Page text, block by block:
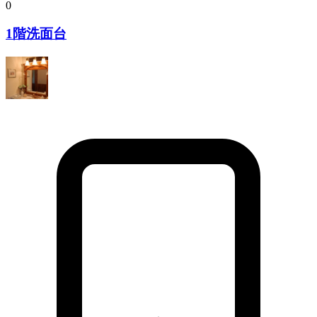
0
1階洗面台